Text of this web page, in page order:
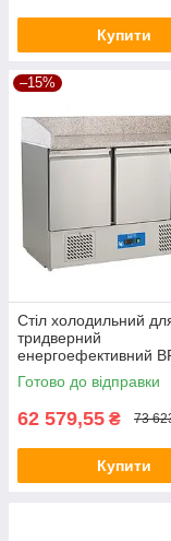
Купити
–15%
Стіл холодильний
тридверний
енергоефективний
G-S903VPZ
Готово до відправки
62 579,55 ₴ 73
Купити